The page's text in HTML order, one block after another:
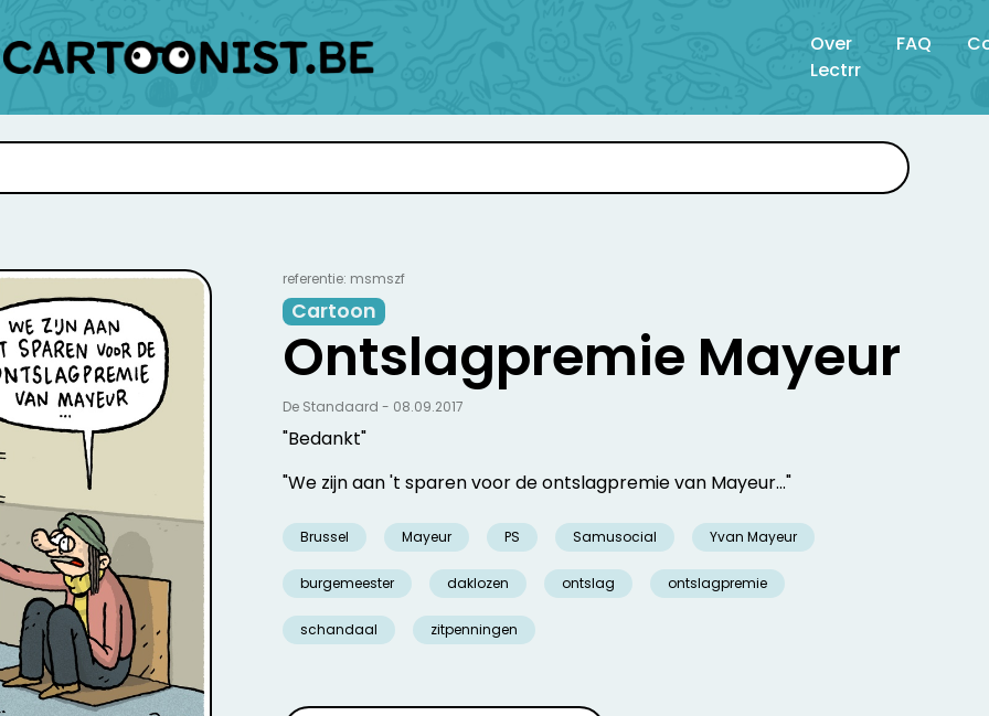
Over
Lectrr
FAQ
referentie: msmszf
Cartoon
Ontslagpremie Mayeur
"Bedankt"
"We zijn aan 't sparen voor de ontslagpremie van Mayeur..."
Brussel Mayeur PS Samusocial Yvan Mayeur
burgemeester daklozen ontslag ontslagpremie
schandaal zitpenningen
De Standaard - 08.09.2017